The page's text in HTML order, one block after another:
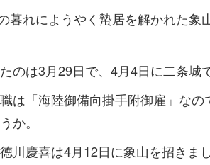
暮れにようやく蟄居を解かれた
のは3月29日で、4月4日に二条城
は「海陸御備向掛手附御雇」な
か。
川慶喜は4月12日に象山を招きまし